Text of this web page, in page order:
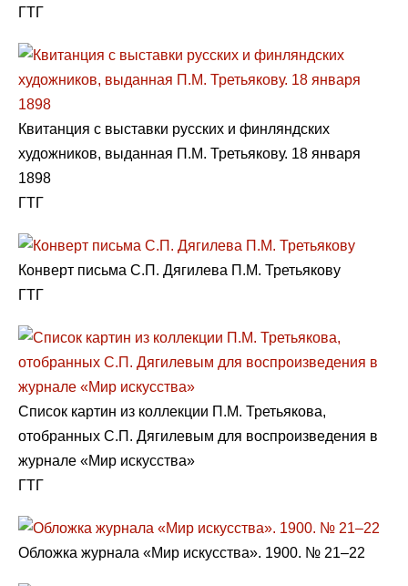
ГТГ
Квитанция с выставки русских и финляндских
художников, выданная П.М. Третьякову. 18 января
1898
ГТГ
Конверт письма С.П. Дягилева П.М. Третьякову
ГТГ
Список картин из коллекции П.М. Третьякова,
отобранных С.П. Дягилевым для воспроизведения в
журнале «Мир искусства»
ГТГ
Обложка журнала «Мир искусства». 1900. № 21–22